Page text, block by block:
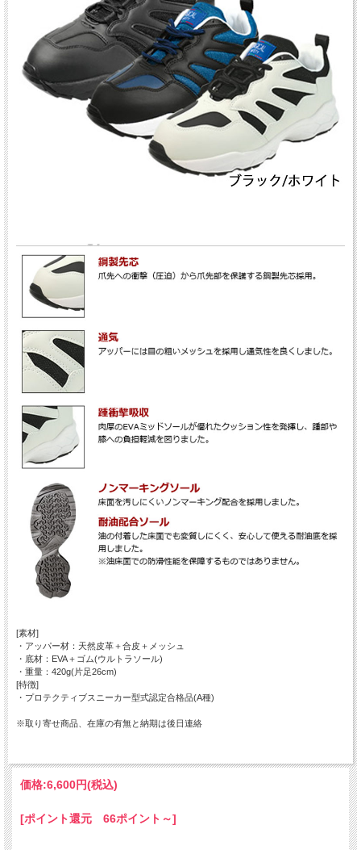
[素材]
・アッパー材：天然皮革＋合皮＋メッシュ
・底材：EVA＋ゴム(ウルトラソール)
・重量：420g(片足26cm)
[特徴]
・プロテクティブスニーカー型式認定合格品(A種)
※取り寄せ商品、在庫の有無と納期は後日連絡
価格:6,600円(税込)
[ポイント還元 66ポイント～]